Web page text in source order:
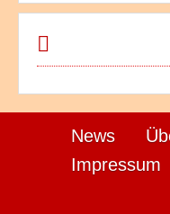
News
Impressum